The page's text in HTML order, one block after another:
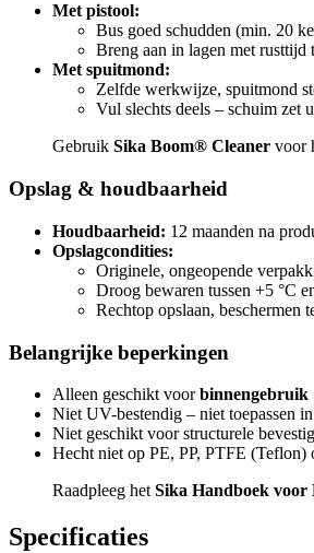
Met pistool:
Bus goed schudden (min. 20
Breng aan in lagen met rusttijd
Met spuitmond:
Zelfde werkwijze, spuitmond
Vul slechts deels – schuim zet
Gebruik Sika Boom® Cleaner voor
Opslag & houdbaarheid
Houdbaarheid: 12 maanden na
Opslagcondities:
Originele, ongeopende
Droog bewaren tussen +5 °C
Rechtop opslaan, beschermen
Belangrijke beperkingen
Alleen geschikt voorbinnengebruik
Niet UV-bestendig – niet toepassen
Niet geschikt voor structurele
Hecht niet op PE, PP, PTFE (Teflon)
Raadpleeg het Sika Handboek voor
Specificaties